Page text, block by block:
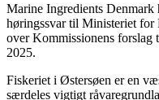
Marine Ingredients Denmark
høringssvar til Ministeriet for
over Kommissionens
2025.
Fiskeriet i Østersøen er en
særdeles vigtigt